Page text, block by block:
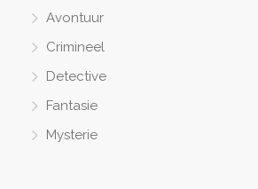
Avontuur
Crimineel
Detective
Fantasie
Mysterie